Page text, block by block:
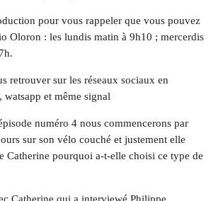
pour vous rappeler que vous pouvez
Oloron : les lundis matin à 9h10 ; mercerdis
retrouver sur les réseaux sociaux en
watsapp et même signal
numéro 4 nous commencerons par
sur son vélo couché et justement elle
Catherine pourquoi a-t-elle choisi ce type de
Catherine qui a interviewé Philippe